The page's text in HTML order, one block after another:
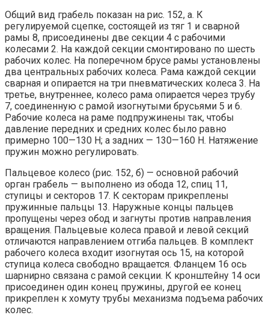
Общий вид грабель показан на рис. 152, а. К
регулируемой сцепке, состоящей из тяг 1 и сварной
рамы 8, присоединены две секции 4 с рабочими
колесами 2. На каждой секции смонтировано по шесть
рабочих колес. На поперечном брусе рамы установлены
два центральных рабочих колеса. Рама каждой секции
сварная и опирается на три пневматических колеса 3. На
третье, внутреннее, колесо рама опирается через трубу
7, соединенную с рамой изогнутыми брусьями 5 и 6.
Рабочие колеса на раме подпружинены так, чтобы
давление передних и средних колес было равно
примерно 100—130 Н; а задних — 130—160 Н. Натяжение
пружин можно регулировать.
Пальцевое колесо (рис. 152, б) — основной рабочий
орган грабель — выполнено из обода 12, спиц 11,
ступицы и секторов 17. К секторам прикреплены
пружинные пальцы 13. Наружные концы пальцев
пропущены через обод и загнуты против направления
вращения. Пальцевые колеса правой и левой секций
отличаются направлением отгиба пальцев. В комплект
рабочего колеса входит изогнутая ось 15, на которой
ступица колеса свободно вращается. Фланцем 16 ось
шарнирно связана с рамой секции. К кронштейну 14 оси
присоединен один конец пружины, другой ее конец
прикреплен к хомуту трубы механизма подъема рабочих
колес.